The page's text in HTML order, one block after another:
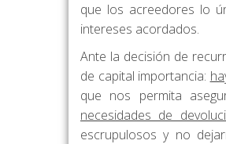
que los acreedores lo
intereses acordados.
Ante la decisión de
de capital importancia:
que nos permita
necesidades de
escrupulosos y no